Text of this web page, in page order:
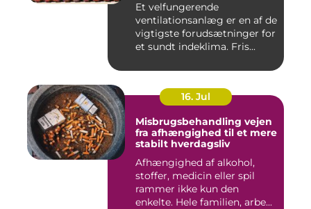
Et velfungerende
ventilationsanlæg er en af de
vigtigste forudsætninger for
et sundt indeklima. Fris...
16. Jul
Misbrugsbehandling vejen
fra afhængighed til et mere
stabilt hverdagsliv
Afhængighed af alkohol,
stoffer, medicin eller spil
rammer ikke kun den
enkelte. Hele familien, arbe...